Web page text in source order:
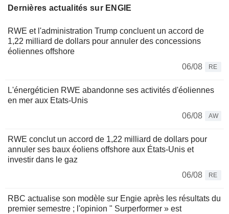
Dernières actualités sur ENGIE
RWE et l'administration Trump concluent un accord de
1,22 milliard de dollars pour annuler des concessions
éoliennes offshore
06/08
RE
L'énergéticien RWE abandonne ses activités d'éoliennes
en mer aux Etats-Unis
06/08
AW
RWE conclut un accord de 1,22 milliard de dollars pour
annuler ses baux éoliens offshore aux États-Unis et
investir dans le gaz
06/08
RE
RBC actualise son modèle sur Engie après les résultats du
premier semestre ; l'opinion " Surperformer » est